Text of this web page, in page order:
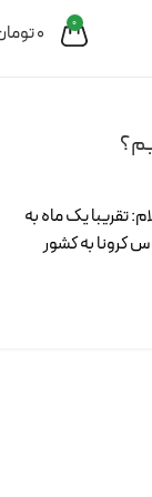
0
0
تقریبا یک ماه به
کرونا به کشور